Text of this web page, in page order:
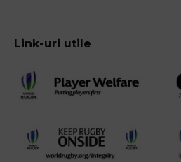
Link-uri utile